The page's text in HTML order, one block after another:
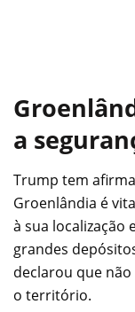
a
Trump tem
Groenlândia é
à sua localização
grandes
declarou que
o território.